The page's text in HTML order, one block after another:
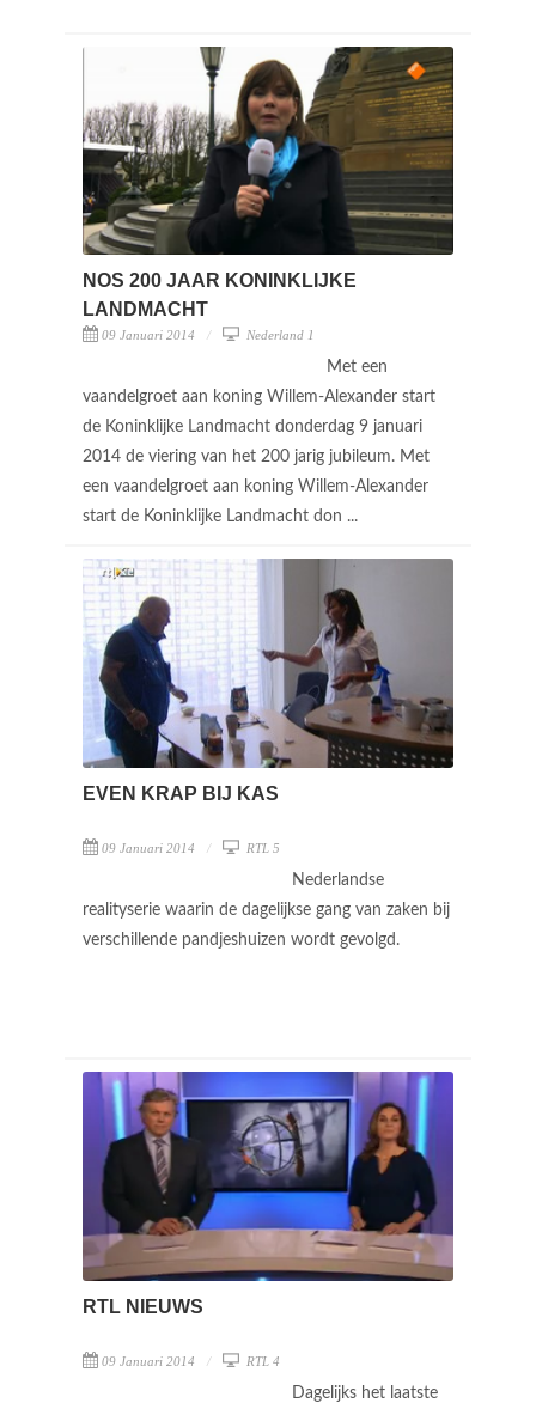
NOS 200 JAAR KONINKLIJKE
LANDMACHT
09 Januari 2014 Nederland 1
Met een
vaandelgroet aan koning Willem-Alexander start
de Koninklijke Landmacht donderdag 9 januari
2014 de viering van het 200 jarig jubileum. Met
een vaandelgroet aan koning Willem-Alexander
start de Koninklijke Landmacht don ...
EVEN KRAP BIJ KAS
09 Januari 2014 RTL 5
Nederlandse
realityserie waarin de dagelijkse gang van zaken bij
verschillende pandjeshuizen wordt gevolgd.
RTL NIEUWS
09 Januari 2014 RTL 4
Dagelijks het laatste